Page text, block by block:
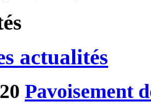
actualités
Pavoisement